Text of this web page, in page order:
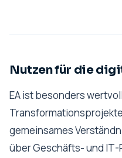
Nutzen für die
EA ist besonders
gemeinsames
über Geschäfts- und